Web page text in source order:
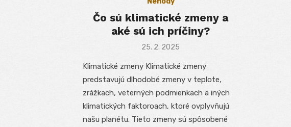
Čo sú klimatické zmeny a
aké sú ich príčiny?
Posted
25. 2. 2025
Klimatické zmeny Klimatické zmeny
predstavujú dlhodobé zmeny v teplote,
zrážkach, veterných podmienkach a iných
klimatických faktoroach, ktoré ovplyvňujú
našu planétu. Tieto zmeny sú spôsobené